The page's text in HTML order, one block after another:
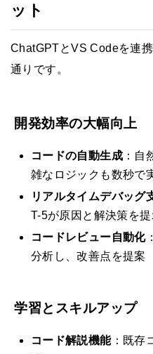
ット
ChatGPTとVS Codeを連
通りです。
開発効率の大幅向上
コードの自動生成 ：自
雑なロジックも数秒で
リアルタイムデバッグ
T-5が原因と解決策を
コードレビュー自動化
分析し、改善点を提案
学習とスキルアップ
コード解説機能：既存